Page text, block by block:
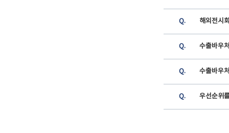
Q. 해외전시
Q. 수출바우
Q. 수출바우
Q. 우선순위